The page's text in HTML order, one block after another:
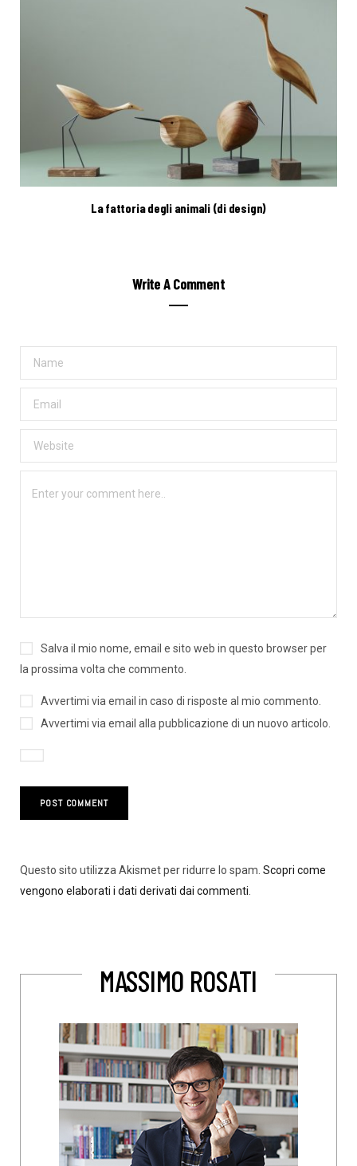
La fattoria degli animali (di design)
Write A Comment
Salva il mio nome, email e sito web in questo browser per
la prossima volta che commento.
Avvertimi via email in caso di risposte al mio commento.
Avvertimi via email alla pubblicazione di un nuovo articolo.
Questo sito utilizza Akismet per ridurre lo spam. Scopri come
vengono elaborati i dati derivati dai commenti
MASSIMO ROSATI